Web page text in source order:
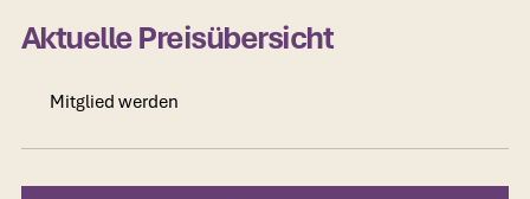
Aktuelle Preisübersicht
Mitglied werden